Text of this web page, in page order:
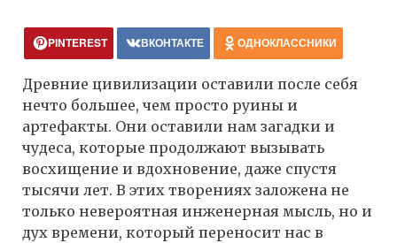
PINTEREST ВКОНТАКТЕ ОДНОКЛАССНИКИ
Древние цивилизации оставили после себя
нечто большее, чем просто руины и
артефакты. Они оставили нам загадки и
чудеса, которые продолжают вызывать
восхищение и вдохновение, даже спустя
тысячи лет. В этих творениях заложена не
только невероятная инженерная мысль, но и
дух времени, который переносит нас в